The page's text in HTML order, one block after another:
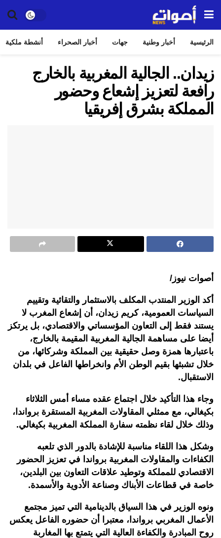
الرئيسية أخبار وطنية جهات أخبار الصحراء أنشطة ملكية
زيدان.. الجالية المغربية بالخارج
رافعة لتعزيز إشعاع وحضور
المملكة بشرق إفريقيا
أصوات نيوز/
أكد الوزير المنتدب المكلف بالاستثمار والتقائية وتقييم
السياسات العمومية، كريم زيدان، أن إشعاع المغرب لا
يستند فقط إلى التعاون المؤسساتي والاقتصادي، بل يرتكز
أيضا على مساهمة الجالية المغربية المقيمة بالخارج،
باعتبارها همزة وصل حقيقية بين المملكة وشركائها، من
خلال تشبثها بقيم الوطن الأم وانخراطها الفاعل في بلدان
الاستقبال.
وجاء هذا التأكيد خلال اجتماع عقده مساء أمس الثلاثاء
بكيغالي، مع ممثلي المقاولات المغربية المستقرة برواندا،
وذلك خلال لقاء نظمته سفارة المملكة المغربية بكيغالي.
وشكل هذا اللقاء مناسبة للإشادة بالدور الذي تلعبه
الكفاءات والمقاولات المغربية برواندا في تعزيز الحضور
الاقتصادي للمملكة وتوطيد علاقات التعاون بين البلدين،
خاصة في قطاعات الأبناك وصناعة الأدوية والأسمدة.
ونوه الوزير في هذا السياق بالدينامية التي تميز مجتمع
الأعمال المغربي برواندا، معتبرا أن حضوره الفاعل يعكس
روح المبادرة والكفاءة العالية التي يتمتع بها المغاربة